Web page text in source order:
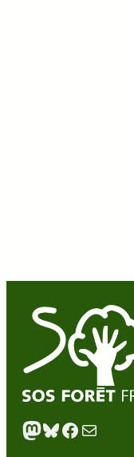
Mastodon Bluesky Facebook E-mail